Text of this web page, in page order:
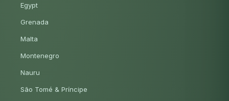
Egypt
Grenada
Malta
Montenegro
Nauru
São Tomé & Príncipe